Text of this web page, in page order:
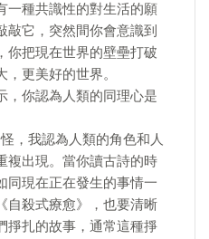
一種共識性的對生活的願
敲它，突然間你會意識到
你把現在世界的壁壘打破
更美好的世界。
，你認為人類的同理心是
，我認為人類的角色和人
複出現。當你讀古詩的時
同現在正在發生的事情一
自殺式療愈》，也要清晰
掙扎的故事，通常這種掙